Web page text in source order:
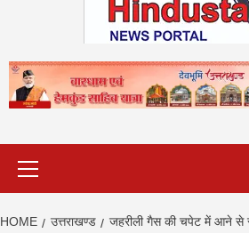
HOME उत्तराखण्ड जहरीली गैस की चपेट में आने से